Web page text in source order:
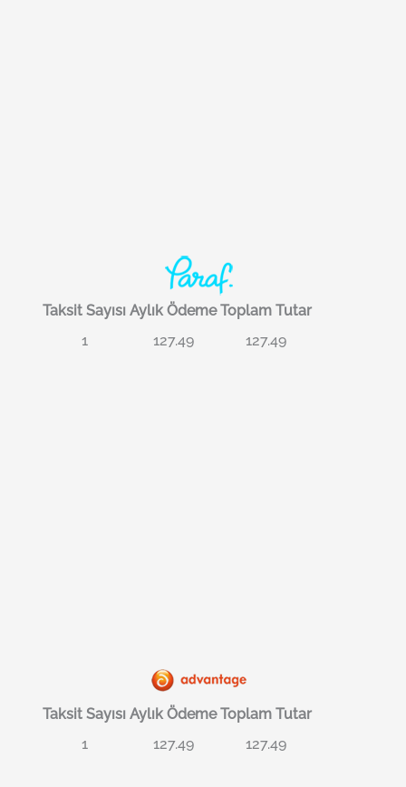
Taksit Sayısı Aylık Ödeme Toplam Tutar
1
127.49 127.49
Taksit Sayısı Aylık Ödeme Toplam Tutar
1
127.49 127.49